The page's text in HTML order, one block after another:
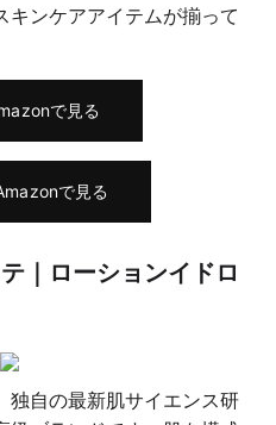
ンケアアイテムが揃って
で見る
で見る
｜ローションイドロ
独自の最新肌サイエンス研